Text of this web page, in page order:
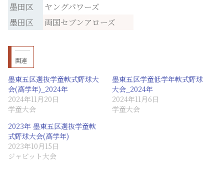
墨田区
ヤングパワーズ
墨田区
両国セブンアローズ
関連
墨東五区選抜学童軟式野球大
会(高学年)_2024年
2024年11月20日
学童大会
墨東五区学童低学年軟式野球
大会_2024年
2024年11月6日
学童大会
2023年 墨東五区選抜学童軟
式野球大会(高学年)
2023年10月15日
ジャビット大会